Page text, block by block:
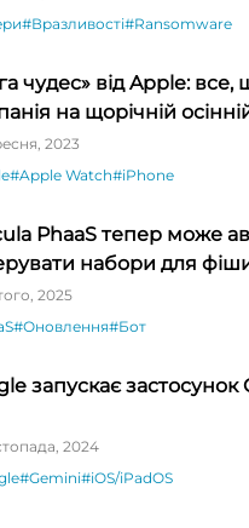
#Вразливості#Ransomware
чудес» від Apple: все,
на щорічній
2023
#Apple Watch#iPhone
PhaaS тепер може
набори для
якого бренду
2025
#Оновлення#Бот
запускає застосунок
2024
#Gemini#iOS/iPadOS